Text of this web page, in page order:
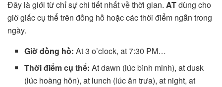
Đây là giới từ chỉ sự chi tiết nhất về thời gian. ATdùng cho
giờ giấc cụ thể trên đồng hồ hoặc các thời điểm ngắn trong
ngày.
Giờ đồng hồ: At 3 o’clock, at 7:30 PM…
Thời điểm cụ thể: At dawn (lúc bình minh), at dusk
(lúc hoàng hôn), at lunch (lúc ăn trưa), at night, at